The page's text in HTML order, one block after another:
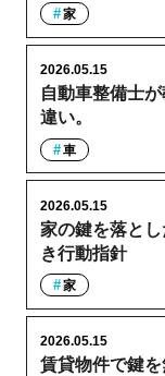
家
自動車整備士
違い。
2026.05.15
車
家の鍵を落と
き行動指針
2026.05.15
家
賃貸物件で鍵
2026.05.15